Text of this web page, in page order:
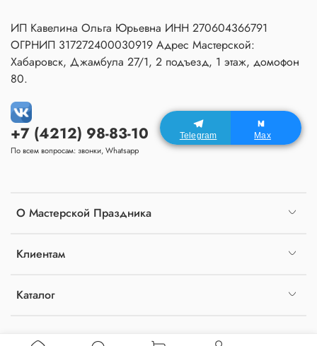
О Мастерской Праздника
Клиентам
Каталог
+7 (4212) 98-83-10
По всем вопросам: звонки, Whatsapp
ИП Кавелина Ольга Юрьевна ИНН 270604366791
ОГРНИП 317272400030919 Адрес Мастерской:
Хабаровск, Джамбула 27/1, 2 подъезд, 1 этаж, домофон
80.
Telegram Max